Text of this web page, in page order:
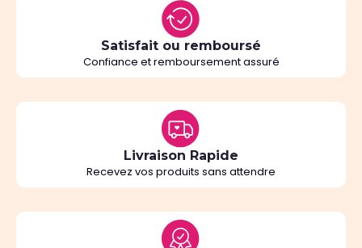
Satisfait ou remboursé
Confiance et remboursement assuré
Livraison Rapide
Recevez vos produits sans attendre